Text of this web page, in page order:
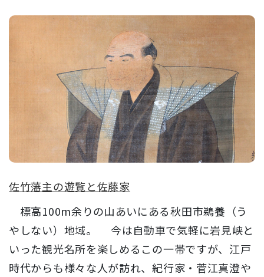
佐竹藩主の遊覧と佐藤家
標高100m余りの山あいにある秋田市鵜養（う
やしない）地域。 今は自動車で気軽に岩見峡と
いった観光名所を楽しめるこの一帯ですが、江戸
時代からも様々な人が訪れ、紀行家・菅江真澄や